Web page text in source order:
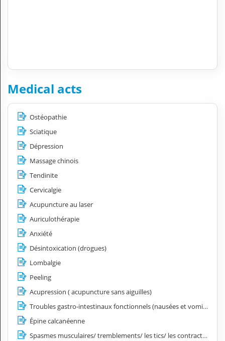
Medical acts
Ostéopathie
Sciatique
Dépression
Massage chinois
Tendinite
Cervicalgie
Acupuncture au laser
Auriculothérapie
Anxiété
Désintoxication (drogues)
Lombalgie
Peeling
Acupression ( acupuncture sans aiguilles)
Troubles gastro-intestinaux fonctionnels (nausées et vomissements, spasmes œsophagiens, hyperacidité, côlon irritable)
Épine calcanéenne
Spasmes musculaires/ tremblements/ les tics/ les contractures